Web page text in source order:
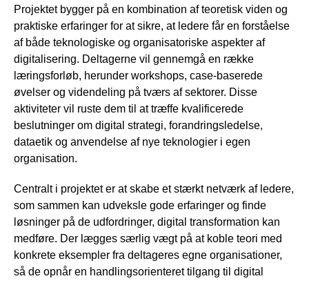
Projektet bygger på en kombination af teoretisk viden og
praktiske erfaringer for at sikre, at ledere får en forståelse
af både teknologiske og organisatoriske aspekter af
digitalisering. Deltagerne vil gennemgå en række
læringsforløb, herunder workshops, case-baserede
øvelser og videndeling på tværs af sektorer. Disse
aktiviteter vil ruste dem til at træffe kvalificerede
beslutninger om digital strategi, forandringsledelse,
dataetik og anvendelse af nye teknologier i egen
organisation.
Centralt i projektet er at skabe et stærkt netværk af ledere,
som sammen kan udveksle gode erfaringer og finde
løsninger på de udfordringer, digital transformation kan
medføre. Der lægges særlig vægt på at koble teori med
konkrete eksempler fra deltageres egne organisationer,
så de opnår en handlingsorienteret tilgang til digital